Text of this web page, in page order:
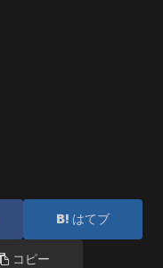
はてブ
コピー